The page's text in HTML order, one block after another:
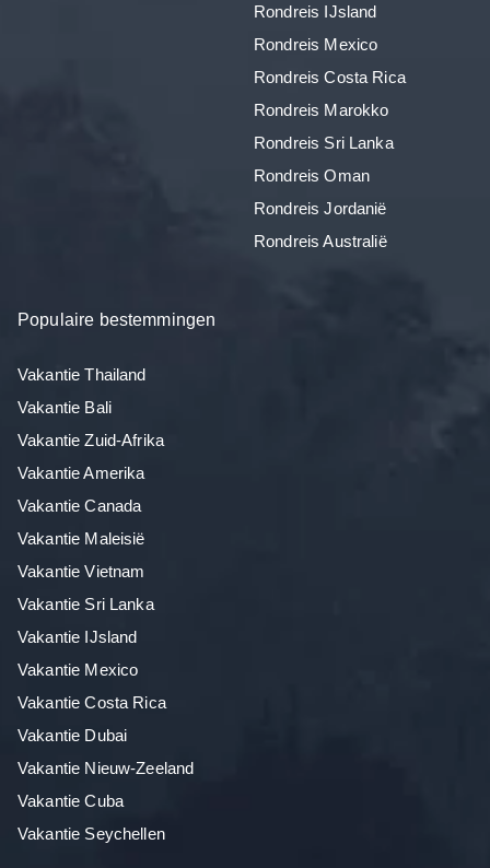
Rondreis IJsland
Rondreis Mexico
Rondreis Costa Rica
Rondreis Marokko
Rondreis Sri Lanka
Rondreis Oman
Rondreis Jordanië
Rondreis Australië
Populaire bestemmingen
Vakantie Thailand
Vakantie Bali
Vakantie Zuid-Afrika
Vakantie Amerika
Vakantie Canada
Vakantie Maleisië
Vakantie Vietnam
Vakantie Sri Lanka
Vakantie IJsland
Vakantie Mexico
Vakantie Costa Rica
Vakantie Dubai
Vakantie Nieuw-Zeeland
Vakantie Cuba
Vakantie Seychellen